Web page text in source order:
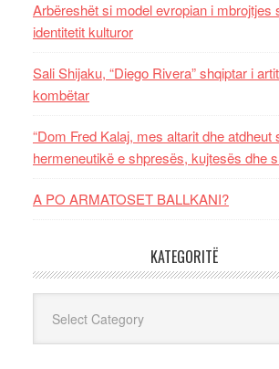
Arbëreshët si model evropian i mbrojtjes
identitetit kulturor
Sali Shijaku, “Diego Rivera” shqiptar i
kombëtar
“Dom Fred Kalaj, mes altarit dhe atdheut
hermeneutikë e shpresës, kujtesës dhe
A PO ARMATOSET BALLKANI?
KATEGORITË